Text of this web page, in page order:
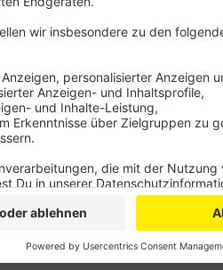
In letzter Konsequenz geht es um
kann, oder schließt. Aktuell wird
zuletzt hatte die Stadt rechtliche
ausgeschlossen.
Anzeige